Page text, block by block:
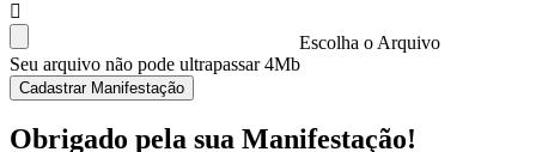
Escolha o Arquivo
Seu arquivo não pode ultrapassar 4Mb
Cadastrar Manifestação
Obrigado pela sua Manifestação!